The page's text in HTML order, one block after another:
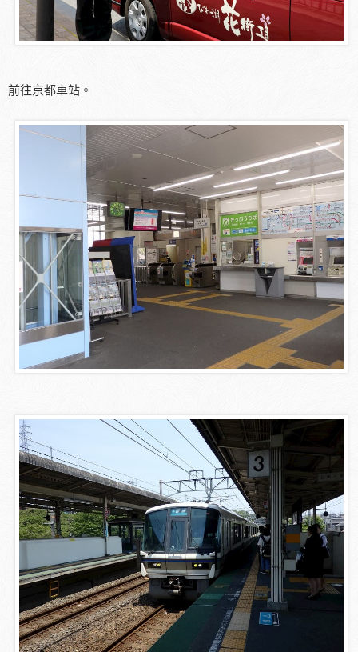
前往京都車站。